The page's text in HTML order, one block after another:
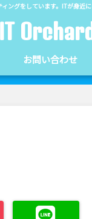
ングをしています。ITが身近に
Orchard
お問い合わせ